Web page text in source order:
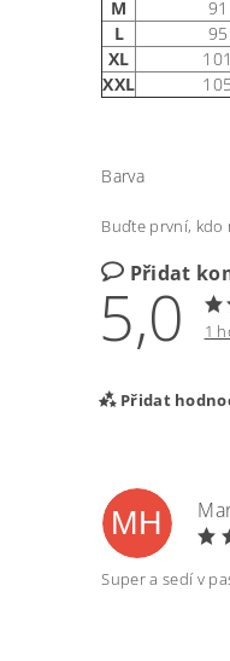
M
L
XL
XXL
Barva
Buďte první, kdo
Přidat
5,0 1
Přidat
MH
Super a sedí v